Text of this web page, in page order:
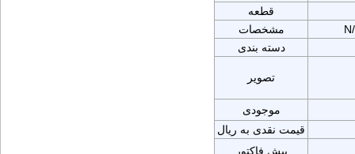
قطعه
مشخصات
دسته بندی
تصویر
موجودی
قیمت نقدی به ریال
پیش فاکتور